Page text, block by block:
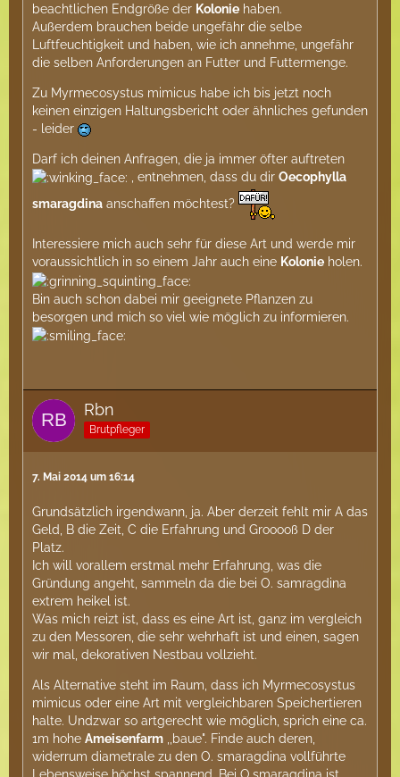
beachtlichen Endgröße der Kolonie haben.
Außerdem brauchen beide ungefähr die selbe
Luftfeuchtigkeit und haben, wie ich annehme, ungefähr
die selben Anforderungen an Futter und Futtermenge.
Zu Myrmecosystus mimicus habe ich bis jetzt noch
keinen einzigen Haltungsbericht oder ähnliches gefunden
- leider
Darf ich deinen Anfragen, die ja immer öfter auftreten
, entnehmen, dass du dir Oecophylla
smaragdina anschaffen möchtest?
Interessiere mich auch sehr für diese Art und werde mir
voraussichtlich in so einem Jahr auch eine Kolonie holen.
Bin auch schon dabei mir geeignete Pflanzen zu
besorgen und mich so viel wie möglich zu informieren.
Rbn
Brutpfleger
7. Mai 2014 um 16:14
Grundsätzlich irgendwann, ja. Aber derzeit fehlt mir A das
Geld, B die Zeit, C die Erfahrung und Grooooß D der
Platz.
Ich will vorallem erstmal mehr Erfahrung, was die
Gründung angeht, sammeln da die bei O. samragdina
extrem heikel ist.
Was mich reizt ist, dass es eine Art ist, ganz im vergleich
zu den Messoren, die sehr wehrhaft ist und einen, sagen
wir mal, dekorativen Nestbau vollzieht.
Als Alternative steht im Raum, dass ich Myrmecosystus
mimicus oder eine Art mit vergleichbaren Speichertieren
halte. Undzwar so artgerecht wie möglich, sprich eine ca.
1m hohe Ameisenfarm ,,baue". Finde auch deren,
widerrum diametrale zu den O. smaragdina vollführte